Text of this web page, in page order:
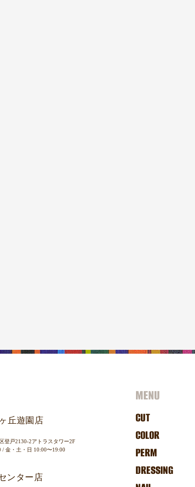
丘遊園店
登戸2130-2アトラスタワー2F
/金・土・日 10:00〜19:00
ンター店
MENU
CUT
COLOR
PERM
DRESSING